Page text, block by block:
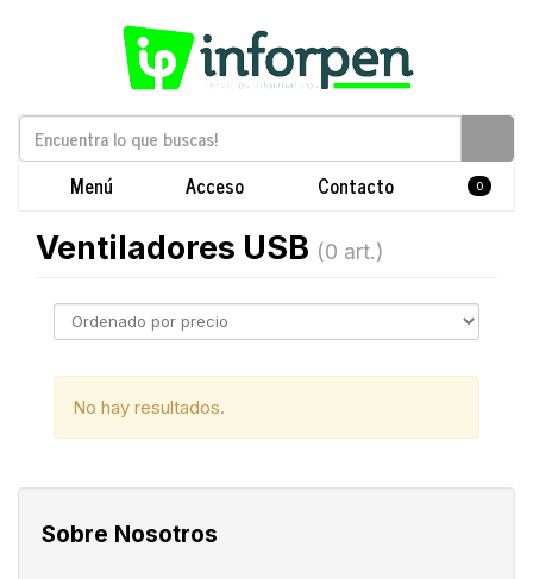
Menú Acceso Contacto 0
Ventiladores USB (0 art.)
No hay resultados.
Sobre Nosotros